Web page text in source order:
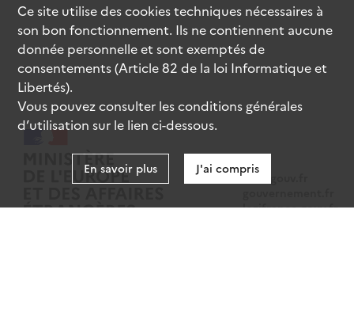
data.gouv.fr
legifrance.gouv.fr
Ce site utilise descookiestechniques nécessaires à
son bon fonctionnement. Ils ne contiennent aucune
donnée personnelle et sont exemptés de
consentements (Article 82 de la loi Informatique et
Libertés).
Vous pouvez consulter les conditions générales
d’utilisation sur le lien ci-dessous.
En savoir plus J'ai compris